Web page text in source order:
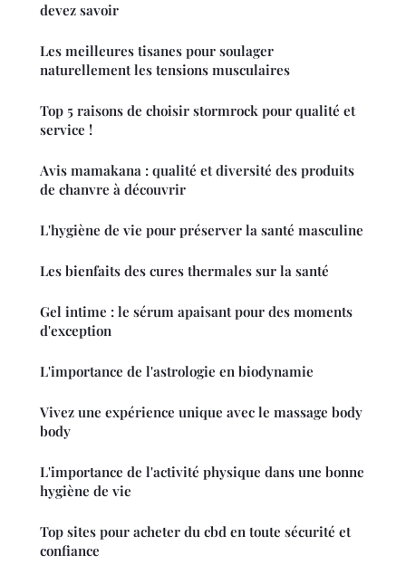
devez savoir
Les meilleures tisanes pour soulager
naturellement les tensions musculaires
Top 5 raisons de choisir stormrock pour qualité et
service !
Avis mamakana : qualité et diversité des produits
de chanvre à découvrir
L'hygiène de vie pour préserver la santé masculine
Les bienfaits des cures thermales sur la santé
Gel intime : le sérum apaisant pour des moments
d'exception
L'importance de l'astrologie en biodynamie
Vivez une expérience unique avec le massage body
body
L'importance de l'activité physique dans une bonne
hygiène de vie
Top sites pour acheter du cbd en toute sécurité et
confiance